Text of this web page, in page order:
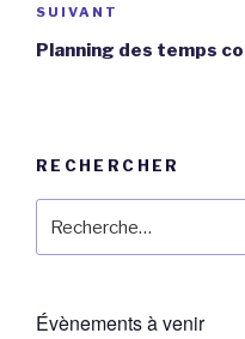
Article
suivant
SUIVANT
Planning des temps
RECHERCHER
pour
Évènements à venir